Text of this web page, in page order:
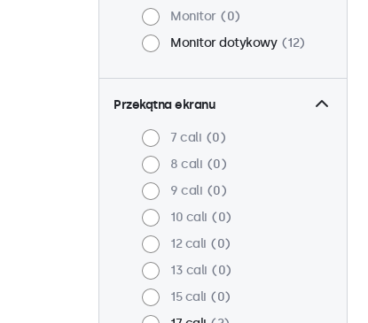
Monitor
0
Monitor dotykowy
12
Przekątna ekranu
7 cali
0
8 cali
0
9 cali
0
10 cali
0
12 cali
0
13 cali
0
15 cali
0